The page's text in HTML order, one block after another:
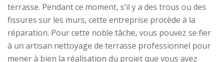
terrasse. Pendant ce moment, s’il y a des trous ou des
fissures sur les murs, cette entreprise procède à la
réparation. Pour cette noble tâche, vous pouvez se fier
à un artisan nettoyage de terrasse professionnel pour
mener à bien la réalisation du projet que vous avez